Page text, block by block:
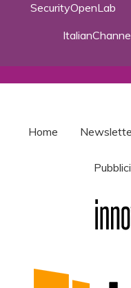
SecurityOpenLab
Home